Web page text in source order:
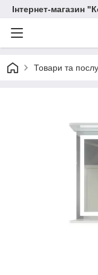
Інтернет-магазин
Товари та